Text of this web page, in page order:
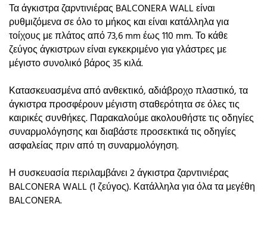
Τα άγκιστρα ζαρντινιέρας BALCONERA WALL είναι
ρυθμιζόμενα σε όλο το μήκος και είναι κατάλληλα για
τοίχους με πλάτος από 73,6 mm έως 110 mm. Το κάθε
ζεύγος άγκιστρων είναι εγκεκριμένο για γλάστρες με
μέγιστο συνολικό βάρος 35 κιλά.
Κατασκευασμένα από ανθεκτικό, αδιάβροχο πλαστικό, τα
άγκιστρα προσφέρουν μέγιστη σταθερότητα σε όλες τις
καιρικές συνθήκες. Παρακαλούμε ακολουθήστε τις οδηγίες
συναρμολόγησης και διαβάστε προσεκτικά τις οδηγίες
ασφαλείας πριν από τη συναρμολόγηση.
Η συσκευασία περιλαμβάνει 2 άγκιστρα ζαρντινιέρας
BALCONERA WALL (1 ζεύγος). Κατάλληλα για όλα τα μεγέθη
BALCONERA.